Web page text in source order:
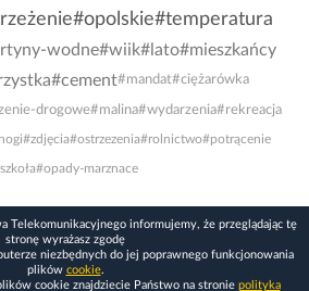
#opolskie#temperatura
wodne#wiik#lato#mieszkańcy
#cement#mandat#ciężarówka
drogowe#malina#wydarzenia#rekreacja
#zdjęcia#ostrzezenia#rolnictwo#potrącenie
#opady-marznace
Telekomunikacyjnego informujemy, że przeglądając tę
stronę wyrażasz zgodę
niezbędnych do jej poprawnego funkcjonowania
plików cookie.
cookie znajdziecie Państwo na stronie polityka